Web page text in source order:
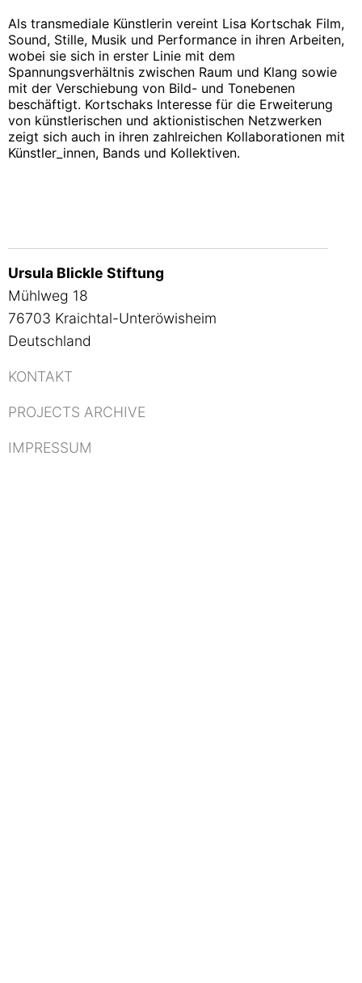
Als transmediale Künstlerin vereint Lisa Kortschak Film,
Sound, Stille, Musik und Performance in ihren Arbeiten,
wobei sie sich in erster Linie mit dem
Spannungsverhältnis zwischen Raum und Klang sowie
mit der Verschiebung von Bild- und Tonebenen
beschäftigt. Kortschaks Interesse für die Erweiterung
von künstlerischen und aktionistischen Netzwerken
zeigt sich auch in ihren zahlreichen Kollaborationen mit
Künstler_innen, Bands und Kollektiven.
Ursula Blickle Stiftung
Mühlweg 18
76703 Kraichtal-Unteröwisheim
Deutschland
KONTAKT
PROJECTS ARCHIVE
IMPRESSUM